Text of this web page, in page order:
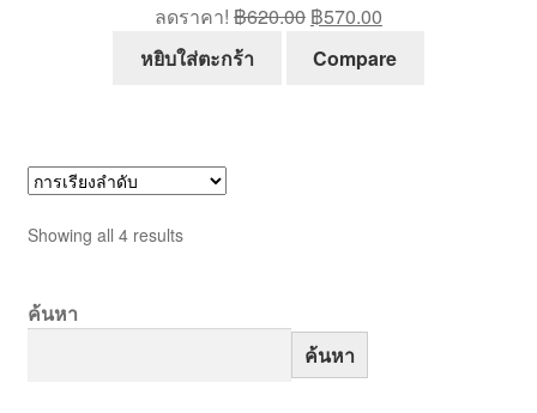
ลดราคา! ฿620.00 Original
price
was:
฿570.00
is:
หยิบใส่ตะกร้า Compare
Showing all 4 results
ค้นหา
ค้นหา